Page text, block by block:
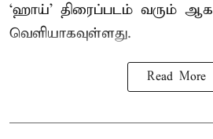
‘ஹாய்’ திரைப்படம் வரும்
வெளியாகவுள்ளது.
Read More